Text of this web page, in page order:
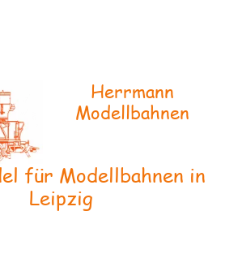
Herrmann
Modellbahnen
für Modellbahnen in
Leipzig